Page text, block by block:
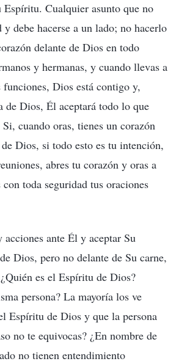
Espíritu. Cualquier asunto que no
debe hacerse a un lado; no hacerlo
delante de Dios en todo
y hermanas, y cuando llevas a
Dios está contigo y,
de Dios, Él aceptará todo lo que
cuando oras, tienes un corazón
Dios, si todo esto es tu intención,
abres tu corazón y oras a
toda seguridad tus oraciones
acciones ante Él y aceptar Su
Dios, pero no delante de Su carne,
es el Espíritu de Dios?
persona? La mayoría los ve
Espíritu de Dios y que la persona
no te equivocas? ¿En nombre de
no tienen entendimiento